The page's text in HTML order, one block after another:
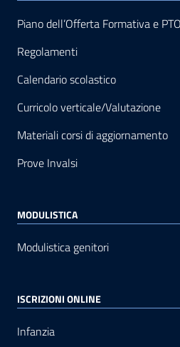
Piano dell’Offerta Formativa e
Regolamenti
Calendario scolastico
Curricolo verticale/Valutazione
Materiali corsi di aggiornamento
Prove Invalsi
MODULISTICA
Modulistica genitori
ISCRIZIONI ONLINE
Infanzia